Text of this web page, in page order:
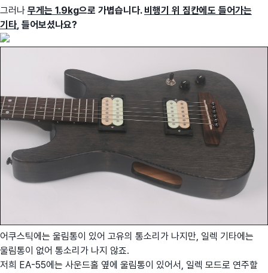
그러나 무게는 1.9kg으로 가볍습니다. 비행기 위 짐칸에도 들어가는
기타 , 들어보셨나요?
어쿠스틱에는 울림통이 있어 고유의 통소리가 나지만, 일렉 기타에는
울림통이 없어 통소리가 나지 않죠.
저희 EA-55에는 사운드홀 옆에 울림통이 있어서, 일렉 모드로 연주할